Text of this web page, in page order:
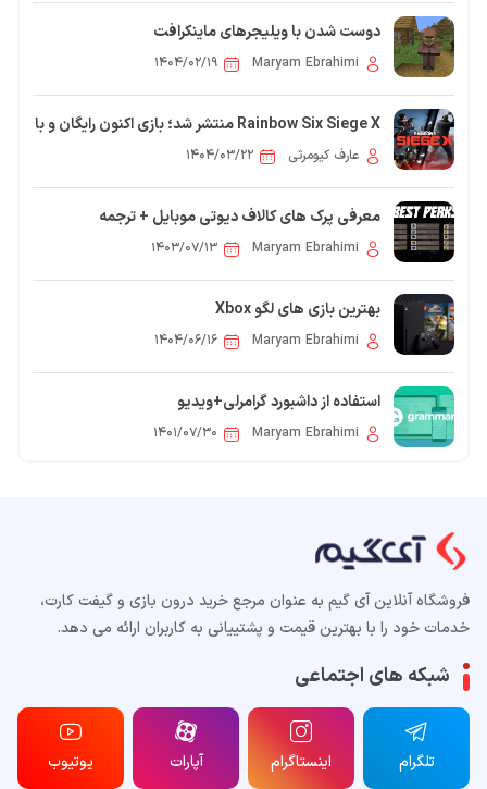
دوست شدن با ویلیجرهای ماینکرافت
Maryam Ebrahimi ۱۴۰۴/۰۲/۱۹
Rainbow Six Siege X منتشر شد؛ بازی اکنون رایگان و با
ویژگی‌های جدید در دسترس است
عارف کیومرثی ۱۴۰۴/۰۳/۲۲
معرفی پرک های کالاف دیوتی موبایل + ترجمه
Maryam Ebrahimi ۱۴۰۳/۰۷/۱۳
بهترین بازی های لگو Xbox
Maryam Ebrahimi ۱۴۰۴/۰۶/۱۶
استفاده از داشبورد گرامرلی+ویدیو
Maryam Ebrahimi ۱۴۰۱/۰۷/۳۰
فروشگاه آنلاین آی گیم به عنوان مرجع خرید درون بازی و گیفت کارت،
خدمات خود را با بهترین قیمت و پشتییانی به کاربران ارائه می دهد.
شبکه های اجتماعی
تلگرام اینستاگرام آپارات یوتیوب